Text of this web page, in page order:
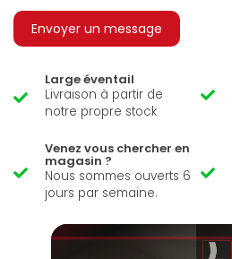
Envoyer un message
Large éventail
Livraison à partir de
notre propre stock
Venez vous chercher en
magasin ?
Nous sommes ouverts 6
jours par semaine.